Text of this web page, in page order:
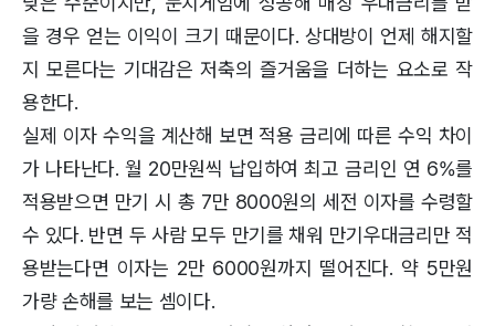
을 경우 얻는 이익이 크기 때문이다. 상대방이 언제 해지할
지 모른다는 기대감은 저축의 즐거움을 더하는 요소로 작
용한다.
실제 이자 수익을 계산해 보면 적용 금리에 따른 수익 차이
가 나타난다. 월 20만원씩 납입하여 최고 금리인 연 6%를
적용받으면 만기 시 총 7만 8000원의 세전 이자를 수령할
수 있다. 반면 두 사람 모두 만기를 채워 만기우대금리만 적
용받는다면 이자는 2만 6000원까지 떨어진다. 약 5만원
가량 손해를 보는 셈이다.